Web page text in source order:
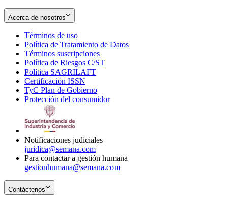
Acerca de nosotros
Términos de uso
in
new
window
Política de Tratamiento de Datos
Términos suscripciones
in
Política de Riesgos C/ST
Política SAGRILAFT
new
window
Certificación ISSN
in
new
TyC Plan de Gobierno
in
Protección del consumidorOpens
Notificaciones judiciales
juridica@semana.com
Para contactar a gestión humana
gestionhumana@semana.com
Contáctenos